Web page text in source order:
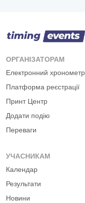
ОРГАНІЗАТОРАМ
Електронний
Платформа реєстрації
Принт Центр
Додати подію
Переваги
УЧАСНИКАМ
Календар
Результати
Новини